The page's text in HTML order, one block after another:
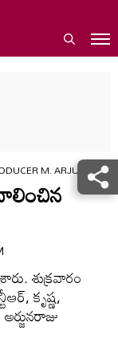
M. ARJUNRAJU
శుక్రవారం
కృష్ణ,